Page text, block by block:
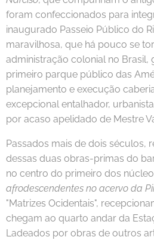
foram confeccionados para
inaugurado Passeio Público do
maravilhosa, que há pouco se
administração colonial no Brasil,
primeiro parque público das
planejamento e execução
excepcional entalhador,
por acaso apelidado de Mestre
Passados mais de dois séculos,
dessas duas obras-primas do
no centro do primeiro dos
afrodescendentes no acervo da
"Matrizes Ocidentais",
chegam ao quarto andar da
Ladeados por obras de outros